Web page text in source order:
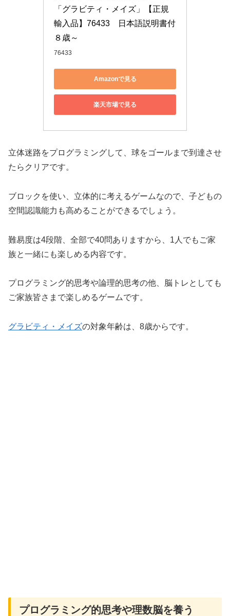
「グラビティ・メイズ」【正規
輸入品】76433　日本語説明書付
８歳～
76433
Amazonで見る
楽天市場で見る
立体迷路をプログラミングして、球をゴールまで到達させ
たらクリアです。
ブロックを使い、立体的に考えるゲームなので、子どもの
空間認識能力も高めることができるでしょう。
難易度は4段階、全部で40問ありますから、1人でもご家
族と一緒にも楽しめる内容です。
プログラミング的思考や論理的思考の他、脳トレとしても
ご家族皆さまで楽しめるゲームです。
グラビティ・メイズの対象年齢は、8歳からです。
プログラミング的思考や理数脳を養う